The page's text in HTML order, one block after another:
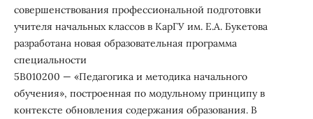
совершенствования профессиональной подготовки
учителя начальных классов в КарГУ им. Е.А. Букетова
разработана новая образовательная программа
специальности
5В010200 — «Педагогика и методика начального
обучения», построенная по модульному принципу в
контексте обновления содержания образования. В